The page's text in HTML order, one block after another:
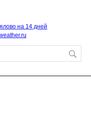
на 14 дней